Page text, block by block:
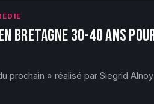
Bretagne 30-40 ans
prochain » réalisé par Siegrid